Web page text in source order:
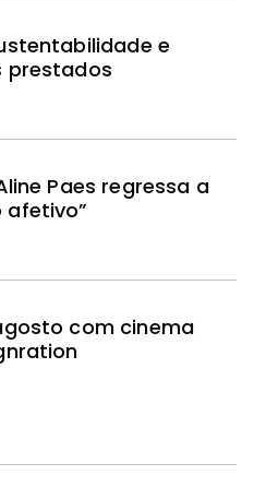
e
prestados
Paes regressa a
afetivo”
com cinema